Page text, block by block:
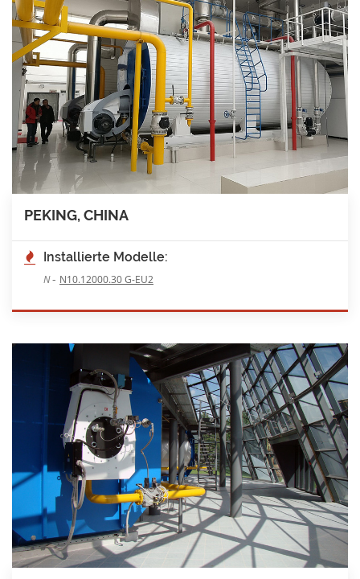
PEKING, CHINA
Installierte Modelle:
N- N10.12000.30 G-EU2